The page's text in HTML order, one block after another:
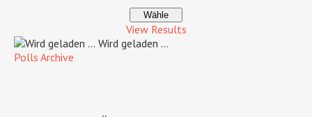
View Results
Wird geladen ...
Polls Archive